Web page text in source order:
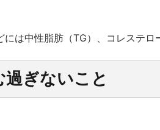
には中性脂肪（TG）、コレステロ
ぎないこと